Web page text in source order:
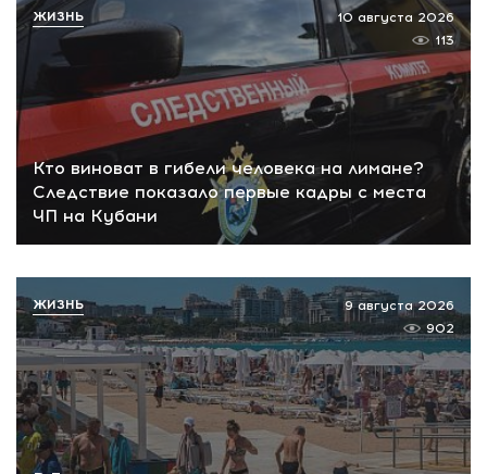
Кто виноват в гибели человека на лимане?
Следствие показало первые кадры с места
ЧП на Кубани
10 августа 2026
113
ЖИЗНЬ
9 августа 2026
902
ЖИЗНЬ